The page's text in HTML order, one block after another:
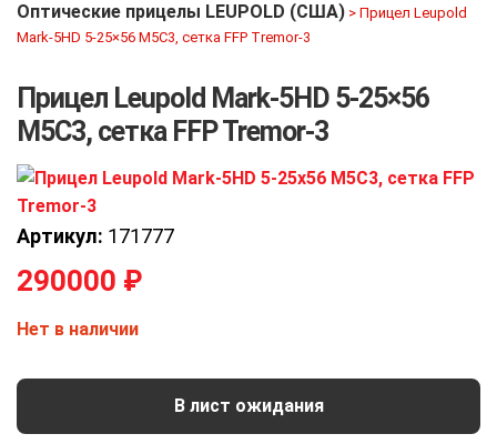
Оптические прицелы LEUPOLD (США) > Прицел Leupold
Mark-5HD 5-25×56 M5C3, сетка FFP Tremor-3
Прицел Leupold Mark-5HD 5-25×56
M5C3, сетка FFP Tremor-3
Артикул: 171777
290000 ₽
Нет в наличии
В лист ожидания